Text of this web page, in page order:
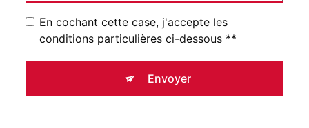
En cochant cette case, j'accepte les
conditions particulières ci-dessous **
Envoyer